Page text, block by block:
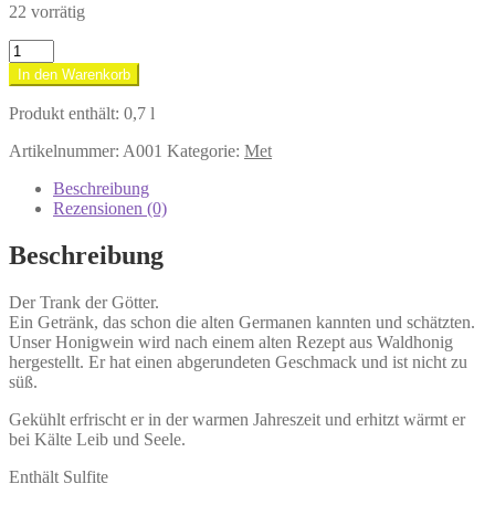
22 vorrätig
Met
Klassik
10%
vol.
In den Warenkorb
Produkt enthält: 0,7 l
Artikelnummer: A001 Kategorie: Met
Beschreibung
Rezensionen (0)
Beschreibung
Der Trank der Götter.
Ein Getränk, das schon die alten Germanen kannten und schätzten.
Unser Honigwein wird nach einem alten Rezept aus Waldhonig
hergestellt. Er hat einen abgerundeten Geschmack und ist nicht zu
süß.
Gekühlt erfrischt er in der warmen Jahreszeit und erhitzt wärmt er
bei Kälte Leib und Seele.
Enthält Sulfite